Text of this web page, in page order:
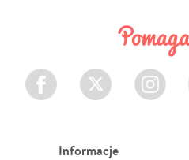
Facebook Twitter Instagram
Informacje